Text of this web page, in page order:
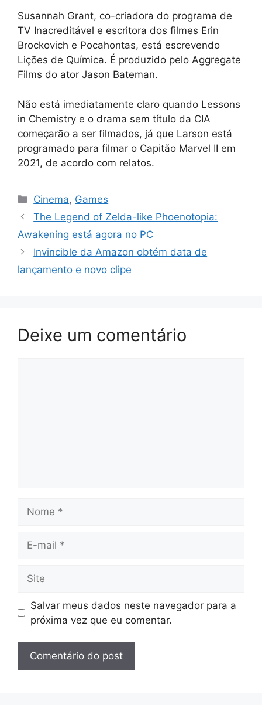
Susannah Grant, co-criadora do programa de
TV Inacreditável e escritora dos filmes Erin
Brockovich e Pocahontas, está escrevendo
Lições de Química. É produzido pelo Aggregate
Films do ator Jason Bateman.
Não está imediatamente claro quando Lessons
in Chemistry e o drama sem título da CIA
começarão a ser filmados, já que Larson está
programado para filmar o Capitão Marvel II em
2021, de acordo com relatos.
Categorias
Cinema, Games
The Legend of Zelda-like Phoenotopia:
Awakening está agora no PC
Invincible da Amazon obtém data de
lançamento e novo clipe
Deixe um comentário
mail
Salvar meus dados neste navegador para a
próxima vez que eu comentar.